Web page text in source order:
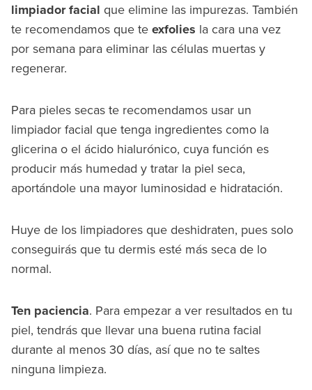
limpiador facial que elimine las impurezas. También
te recomendamos que te exfolies la cara una vez
por semana para eliminar las células muertas y
regenerar.
Para pieles secas te recomendamos usar un
limpiador facial que tenga ingredientes como la
glicerina o el ácido hialurónico, cuya función es
producir más humedad y tratar la piel seca,
aportándole una mayor luminosidad e hidratación.
Huye de los limpiadores que deshidraten, pues solo
conseguirás que tu dermis esté más seca de lo
normal.
Ten paciencia. Para empezar a ver resultados en tu
piel, tendrás que llevar una buena rutina facial
durante al menos 30 días, así que no te saltes
ninguna limpieza.